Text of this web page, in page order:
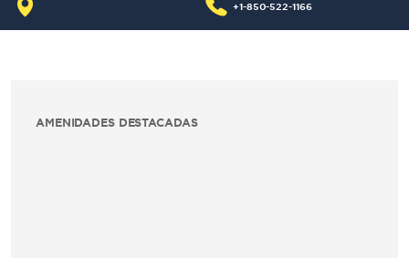
+1-850-522-1166
AMENIDADES DESTACADAS